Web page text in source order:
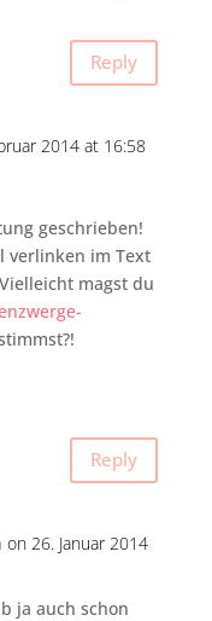
Reply
2014 at 16:58
geschrieben!
verlinken im Text
magst du
Reply
on 26. Januar 2014
ja auch schon